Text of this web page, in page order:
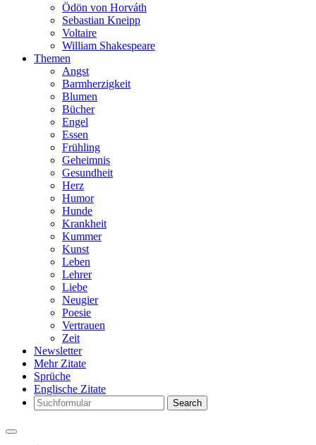
Ödön von Horváth
Sebastian Kneipp
Voltaire
William Shakespeare
Themen
Angst
Barmherzigkeit
Blumen
Bücher
Engel
Essen
Frühling
Geheimnis
Gesundheit
Herz
Humor
Hunde
Krankheit
Kummer
Kunst
Leben
Lehrer
Liebe
Neugier
Poesie
Vertrauen
Zeit
Newsletter
Mehr Zitate
Sprüche
Englische Zitate
Search